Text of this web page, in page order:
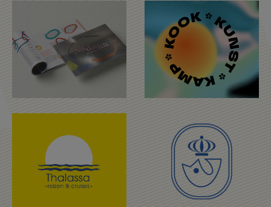
Portfolio